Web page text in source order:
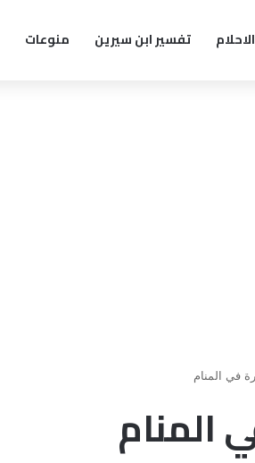
تفسير ابن سيرين منوعات
في المنام
المنام